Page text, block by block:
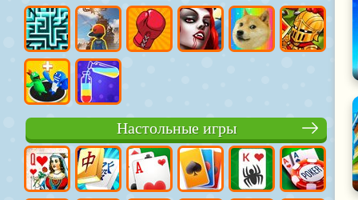
Настольные игры